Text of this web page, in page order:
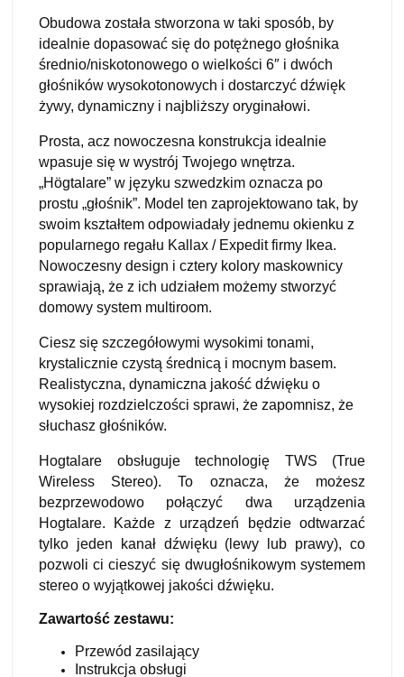
Obudowa została stworzona w taki sposób, by
idealnie dopasować się do potężnego głośnika
średnio/niskotonowego o wielkości 6″ i dwóch
głośników wysokotonowych i dostarczyć dźwięk
żywy, dynamiczny i najbliższy oryginałowi.
Prosta, acz nowoczesna konstrukcja idealnie
wpasuje się w wystrój Twojego wnętrza.
„Högtalare” w języku szwedzkim oznacza po
prostu „głośnik”. Model ten zaprojektowano tak, by
swoim kształtem odpowiadały jednemu okienku z
popularnego regału Kallax / Expedit firmy Ikea.
Nowoczesny design i cztery kolory maskownicy
sprawiają, że z ich udziałem możemy stworzyć
domowy system multiroom.
Ciesz się szczegółowymi wysokimi tonami,
krystalicznie czystą średnicą i mocnym basem.
Realistyczna, dynamiczna jakość dźwięku o
wysokiej rozdzielczości sprawi, że zapomnisz, że
słuchasz głośników.
Hogtalare obsługuje technologię TWS (True
Wireless Stereo). To oznacza, że możesz
bezprzewodowo połączyć dwa urządzenia
Hogtalare. Każde z urządzeń będzie odtwarzać
tylko jeden kanał dźwięku (lewy lub prawy), co
pozwoli ci cieszyć się dwugłośnikowym systemem
stereo o wyjątkowej jakości dźwięku.
Zawartość zestawu:
Przewód zasilający
Instrukcja obsługi